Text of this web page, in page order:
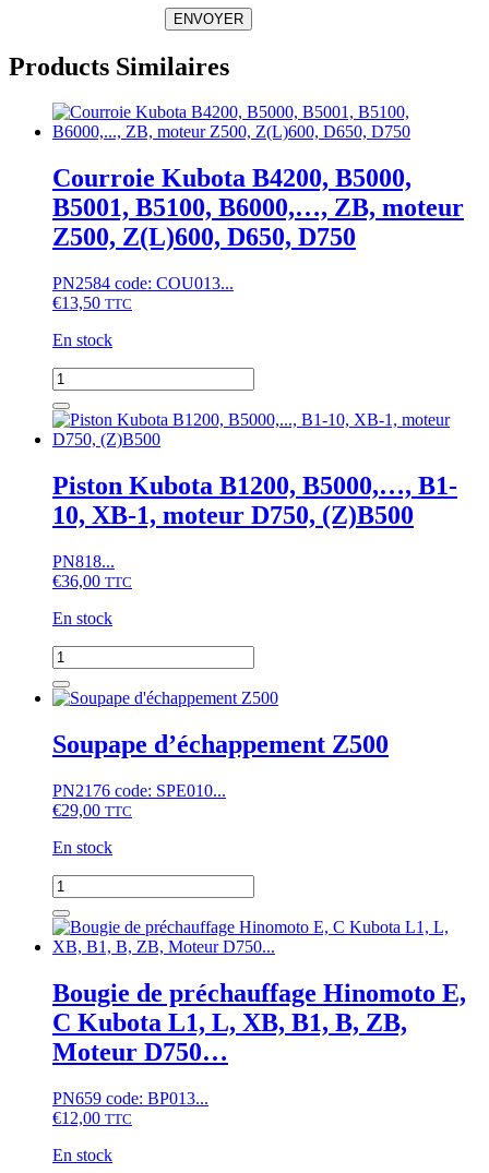
ENVOYER
Products Similaires
Courroie Kubota B4200, B5000,
B5001, B5100, B6000,…, ZB, moteur
Z500, Z(L)600, D650, D750
PN2584 code: COU013...
€13,50 TTC
En stock
quantité
de
Courroie
Kubota
B5000,
B5001,
B5100,
B6000,...,
ZB,
moteur
Z500,
Z(L)600,
D650,
D750
Piston Kubota B1200, B5000,…, B1-
10, XB-1, moteur D750, (Z)B500
PN818...
€36,00 TTC
En stock
quantité
de
Piston
Kubota
B1200,
B5000,...,
10,
XB-
moteur
(Z)B500
Soupape d’échappement Z500
PN2176 code: SPE010...
€29,00 TTC
En stock
quantité
de
Soupape
d'échappement
Bougie de préchauffage Hinomoto E,
C Kubota L1, L, XB, B1, B, ZB,
Moteur D750…
PN659 code: BP013...
€12,00 TTC
En stock